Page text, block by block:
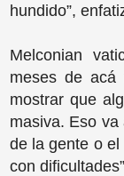
hundido”,
Melconian
meses de
mostrar que
masiva. Eso
de la gente o
con